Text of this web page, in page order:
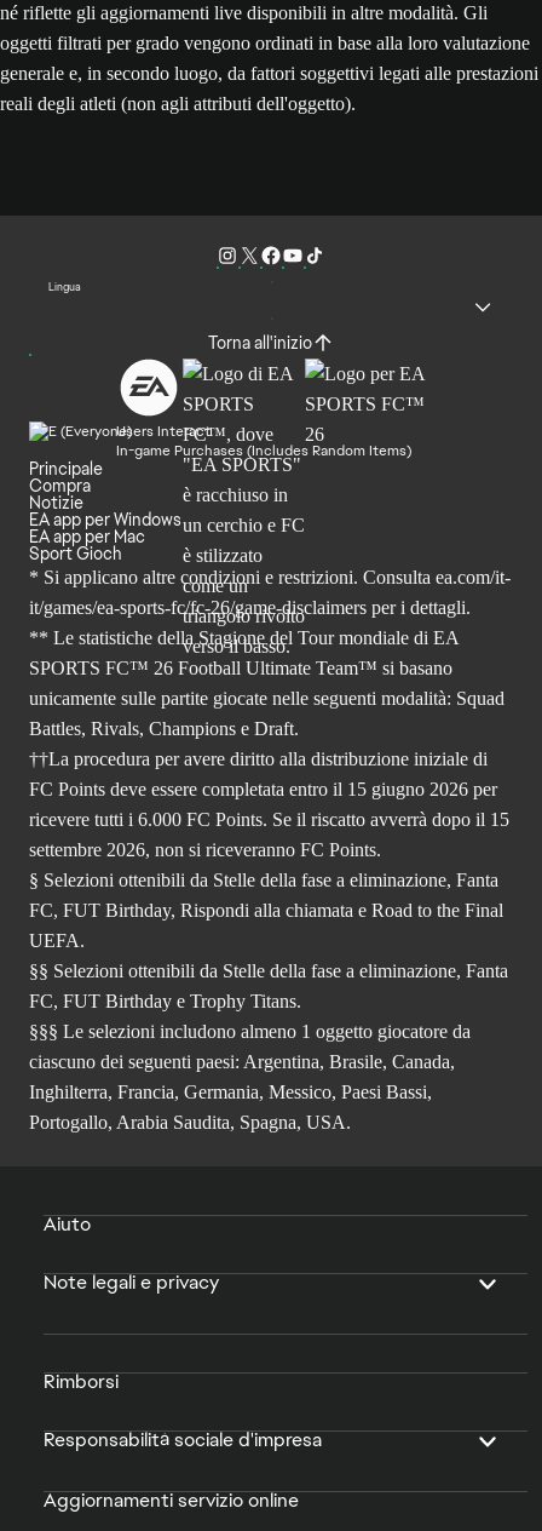
né riflette gli aggiornamenti live disponibili in altre modalità. Gli
oggetti filtrati per grado vengono ordinati in base alla loro valutazione
generale e, in secondo luogo, da fattori soggettivi legati alle prestazioni
reali degli atleti (non agli attributi dell'oggetto).
Lingua
Torna all'inizio
Users Interact
In-game Purchases (Includes Random Items)
Principale
Compra
Notizie
EA app per Windows
EA app per Mac
Sport Gioch
* Si applicano altre condizioni e restrizioni. Consulta ea.com/it-
it/games/ea-sports-fc/fc-26/game-disclaimers per i dettagli.
** Le statistiche della Stagione del Tour mondiale di EA
SPORTS FC™ 26 Football Ultimate Team™ si basano
unicamente sulle partite giocate nelle seguenti modalità: Squad
Battles, Rivals, Champions e Draft.
††La procedura per avere diritto alla distribuzione iniziale di
FC Points deve essere completata entro il 15 giugno 2026 per
ricevere tutti i 6.000 FC Points. Se il riscatto avverrà dopo il 15
settembre 2026, non si riceveranno FC Points.
§ Selezioni ottenibili da Stelle della fase a eliminazione, Fanta
FC, FUT Birthday, Rispondi alla chiamata e Road to the Final
UEFA.
§§ Selezioni ottenibili da Stelle della fase a eliminazione, Fanta
FC, FUT Birthday e Trophy Titans.
§§§ Le selezioni includono almeno 1 oggetto giocatore da
ciascuno dei seguenti paesi: Argentina, Brasile, Canada,
Inghilterra, Francia, Germania, Messico, Paesi Bassi,
Portogallo, Arabia Saudita, Spagna, USA.
Aiuto
Note legali e privacy
Rimborsi
Responsabilità sociale d'impresa
Aggiornamenti servizio online